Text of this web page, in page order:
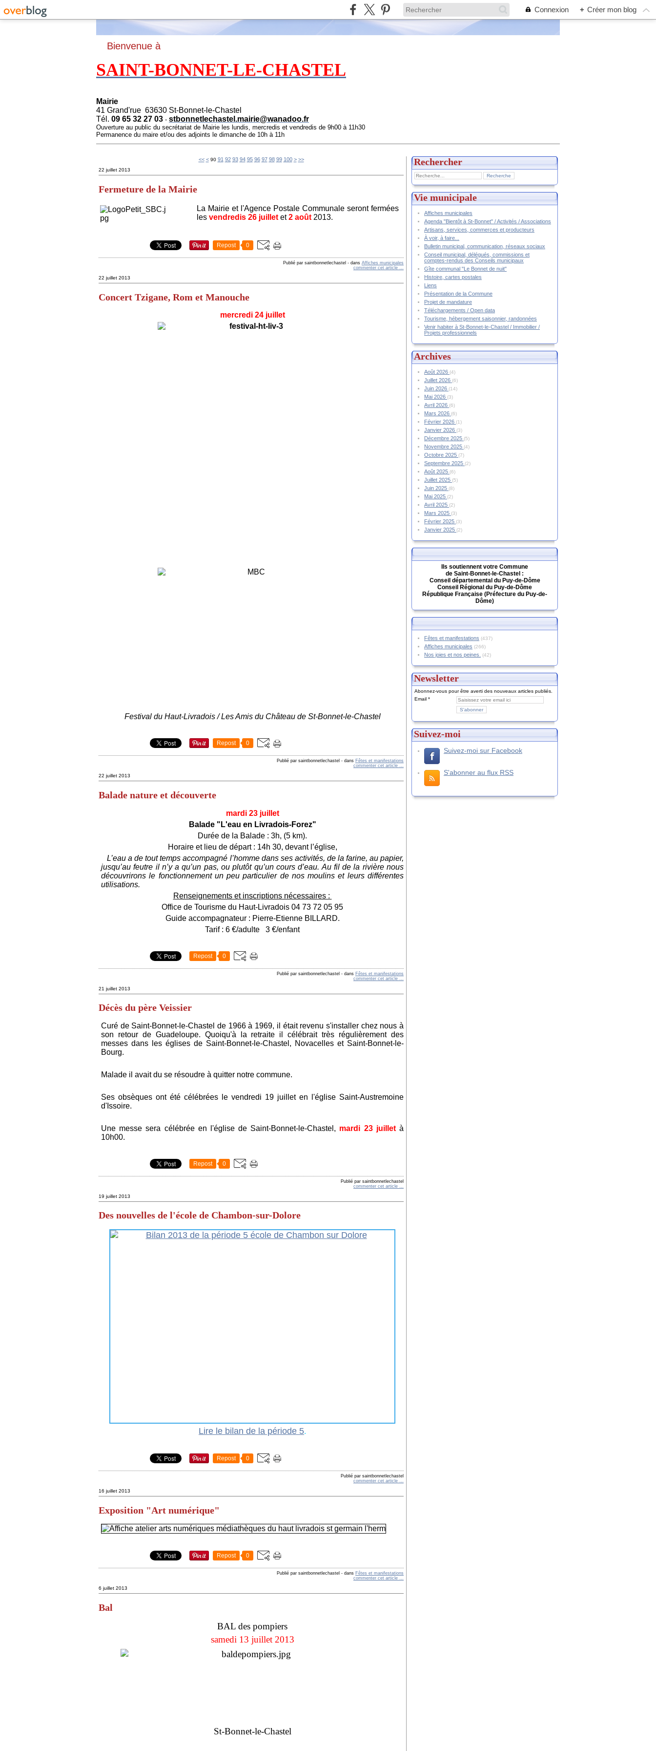
Connexion + Créer mon blog
Bienvenue à
SAINT-BONNET-LE-CHASTEL
Mairie
41 Grand'rue 63630 St-Bonnet-le-Chastel
Tél. 09 65 32 27 03 - stbonnetlechastel.mairie@wanadoo.fr
Ouverture au public du secrétariat de Mairie les lundis, mercredis et vendredis de 9h00 à 11h30
Permanence du maire et/ou des adjoints le dimanche de 10h à 11h
<< < 10
20
30
40
50
60
70
80
90 91 92 93 94 95 96 97 98 99 100 > >>
22 juillet 2013
Fermeture de la Mairie
La Mairie et l'Agence Postale Communale seront fermées
les vendredis 26 juillet et 2 août 2013.
Repost 0
Publié par saintbonnetlechastel - dans Affiches municipales
commenter cet article …
22 juillet 2013
Concert Tzigane, Rom et Manouche
mercredi 24 juillet
Festival du Haut-Livradois / Les Amis du Château de St-Bonnet-le-Chastel
Repost 0
Publié par saintbonnetlechastel - dans Fêtes et manifestations
commenter cet article …
22 juillet 2013
Balade nature et découverte
mardi 23 juillet
Balade "L'eau en Livradois-Forez"
Durée de la Balade : 3h, (5 km).
Horaire et lieu de départ : 14h 30, devant l’église,
L’eau a de tout temps accompagné l’homme dans ses activités, de la farine, au papier,
jusqu’au feutre il n’y a qu’un pas, ou plutôt qu’un cours d’eau. Au fil de la rivière nous
découvrirons le fonctionnement un peu particulier de nos moulins et leurs différentes
utilisations.
Renseignements et inscriptions nécessaires :
Office de Tourisme du Haut-Livradois 04 73 72 05 95
Guide accompagnateur : Pierre-Etienne BILLARD.
Tarif : 6 €/adulte 3 €/enfant
Repost 0
Publié par saintbonnetlechastel - dans Fêtes et manifestations
commenter cet article
21 juillet 2013
Décès du père Veissier
Curé de Saint-Bonnet-le-Chastel de 1966 à 1969, il était revenu s'installer chez nous à
son retour de Guadeloupe. Quoiqu'à la retraite il célébrait très régulièrement des
messes dans les églises de Saint-Bonnet-le-Chastel, Novacelles et Saint-Bonnet-le-
Bourg.
Malade il avait du se résoudre à quitter notre commune.
Ses obsèques ont été célébrées le vendredi 19 juillet en l'église Saint-Austremoine
d'Issoire.
Une messe sera célébrée en l'église de Saint-Bonnet-le-Chastel, mardi 23 juilletà
10h00.
Repost 0
Publié par saintbonnetlechastel
commenter cet article
19 juillet 2013
Des nouvelles de l'école de Chambon-sur-Dolore
Lire le bilan de la période 5.
Repost 0
Publié par saintbonnetlechastel
commenter cet article
16 juillet 2013
Exposition "Art numérique"
Repost 0
Publié par saintbonnetlechastel - dans Fêtes et manifestations
commenter cet article …
6 juillet 2013
Bal
BAL des pompiers
samedi 13 juillet 2013
St-Bonnet-le-Chastel
Rechercher
Vie municipale
Affiches municipales
Agenda "Bientôt à St-Bonnet" / Activités / Associations
Artisans, services, commerces et producteurs
À voir, à faire...
Bulletin municipal, communication, réseaux sociaux
Conseil municipal, délégués, commissions et
comptes-rendus des Conseils municipaux
Gîte communal "Le Bonnet de nuit"
Histoire, cartes postales
Liens
Présentation de la Commune
Projet de mandature
Téléchargements / Open data
Tourisme, hébergement saisonnier, randonnées
Venir habiter à St-Bonnet-le-Chastel / Immobilier /
Projets professionnels
Archives
Août 2026 (4)
Juillet 2026 (6)
Juin 2026 (14)
Mai 2026 (3)
Avril 2026 (6)
Mars 2026 (6)
Février 2026 (1)
Janvier 2026 (3)
Décembre 2025 (5)
Novembre 2025 (4)
Octobre 2025 (7)
Septembre 2025 (2)
Août 2025 (6)
Juillet 2025 (5)
Juin 2025 (8)
Mai 2025 (2)
Avril 2025 (2)
Mars 2025 (3)
Février 2025 (3)
Janvier 2025 (2)
Ils soutiennent votre Commune
de Saint-Bonnet-le-Chastel :
Conseil départemental du Puy-de-Dôme
Conseil Régional du Puy-de-Dôme
République Française (Préfecture du Puy-de-
Dôme)
Fêtes et manifestations (437)
Affiches municipales (266)
Nos joies et nos peines. (42)
Newsletter
Abonnez-vous pour être averti des nouveaux articles publiés.
Email
Suivez-moi
Suivez-moi sur Facebook
S'abonner au flux RSS